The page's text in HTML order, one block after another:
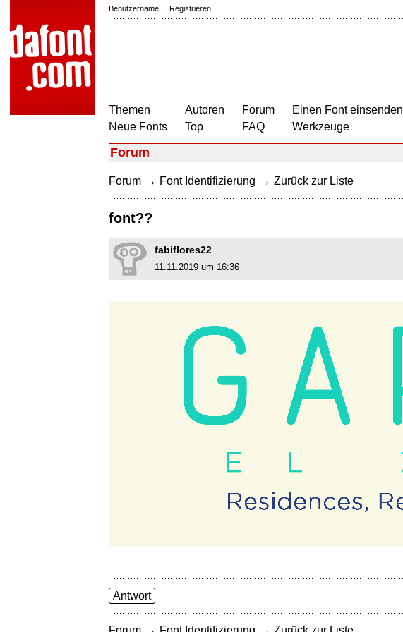
Benutzername | Registrieren
Themen
Neue Fonts
Autoren
Top
Forum
FAQ
Einen Font einsenden
Werkzeuge
Forum
Forum → Font Identifizierung → Zurück zur Liste
font??
fabiflores22
11.11.2019 um 16:36
Antwort